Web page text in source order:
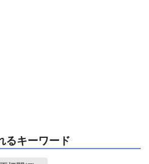
るキーワード